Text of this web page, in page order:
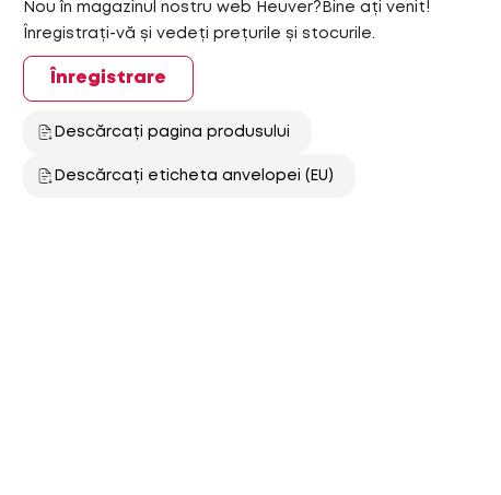
Nou în magazinul nostru web Heuver?Bine ați venit!
Înregistrați-vă și vedeți prețurile și stocurile.
Înregistrare
Descărcați pagina produsului
Descărcați eticheta anvelopei (EU)